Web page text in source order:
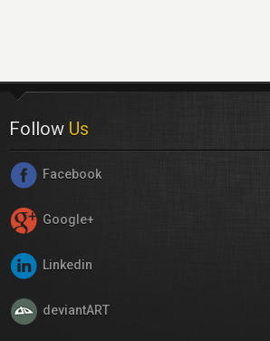
Follow Us
Facebook
Google+
Linkedin
deviantART